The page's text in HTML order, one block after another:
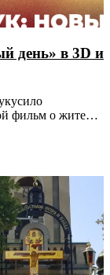
день» в 3D и
фильм о жителях